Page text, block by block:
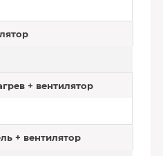
+ вентилятор
+ вентилятор